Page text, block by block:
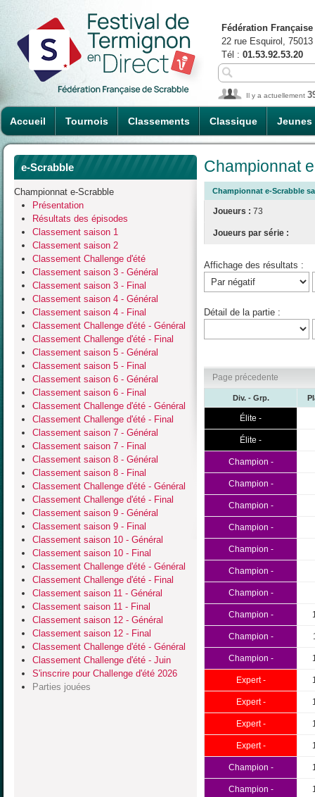
Accueil Tournois Classements Classique Jeunes
Fédération
22 rue Esquirol,
Tél : 01.53.92.53.20
Il y a actuellement
e-Scrabble
Championnat e-Scrabble
Présentation
Résultats des épisodes
Classement saison 1
Classement saison 2
Classement Challenge d'été
Classement saison 3 - Général
Classement saison 3 - Final
Classement saison 4 - Général
Classement saison 4 - Final
Classement Challenge d'été - Général
Classement Challenge d'été - Final
Classement saison 5 - Général
Classement saison 5 - Final
Classement saison 6 - Général
Classement saison 6 - Final
Classement Challenge d'été - Général
Classement Challenge d'été - Final
Classement saison 7 - Général
Classement saison 7 - Final
Classement saison 8 - Général
Classement saison 8 - Final
Classement Challenge d'été - Général
Classement Challenge d'été - Final
Classement saison 9 - Général
Classement saison 9 - Final
Classement saison 10 - Général
Classement saison 10 - Final
Classement Challenge d'été - Général
Classement Challenge d'été - Final
Classement saison 11 - Général
Classement saison 11 - Final
Classement saison 12 - Général
Classement saison 12 - Final
Classement Challenge d'été - Général
Classement Challenge d'été - Juin
S'inscrire pour Challenge d'été 2026
Parties jouées
Championnat
Championnat e-Scrabble
Joueurs : 73
Joueurs par série :
Affichage des résultats :
Détail de la partie :
Page précedente
Div. - Grp.
Élite -
Élite -
Champion -
Champion -
Champion -
Champion -
Champion -
Champion -
Champion -
Champion -
Champion -
Champion -
Expert -
Expert -
Expert -
Expert -
Champion -
Champion -